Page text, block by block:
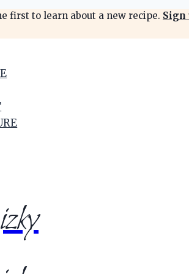
first to learn about a new recipe. Sign